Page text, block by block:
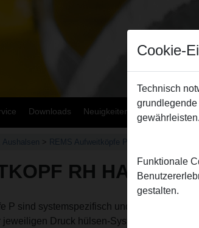
Downloads Neuigkeiten Sitemap
Aushalsen > REMS Aufweitköpfe P
RH HAS 25 X
P sind systemspezifisch und entsprechen
Druck hülsen-Systeme. Dadurch
Cookie-
Technisch
gewährleisten.
Funktionale
gestalten.